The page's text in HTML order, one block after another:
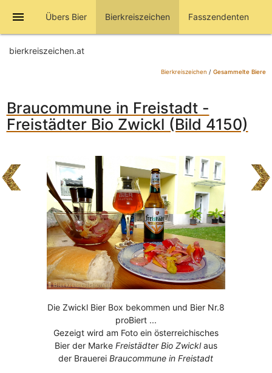
menu Übers Bier Bierkreiszeichen Fasszendenten
bierkreiszeichen.at
Bierkreiszeichen / Gesammelte Biere
Braucommune in Freistadt -
Freistädter Bio Zwickl (Bild 4150)
Die Zwickl Bier Box bekommen und Bier Nr.8
proBiert ...
Gezeigt wird am Foto ein österreichisches
Bier der Marke Freistädter Bio Zwicklaus
der BrauereiBraucommune in Freistadt